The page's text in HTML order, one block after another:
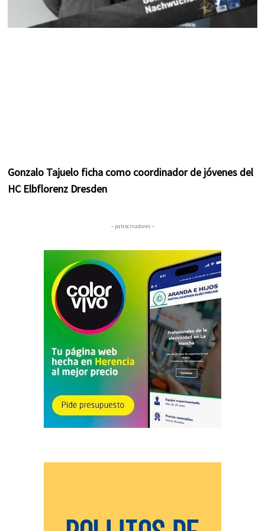
Gonzalo Tajuelo ficha como coordinador de jóvenes del
HC Elbflorenz Dresden
– patrocinadores –